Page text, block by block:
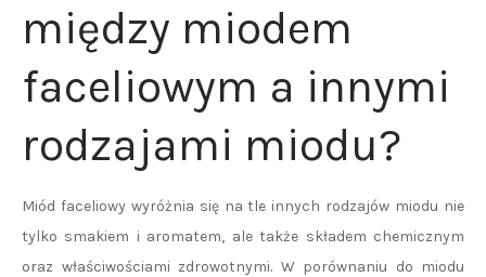
między miodem
faceliowym a innymi
rodzajami miodu?
Miód faceliowy wyróżnia się na tle innych rodzajów miodu nie
tylko smakiem i aromatem, ale także składem chemicznym
oraz właściwościami zdrowotnymi. W porównaniu do miodu